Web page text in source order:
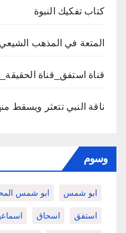
كتاب تفكيك النبوة
المتعة في المذهب الشيعي – هدية
قناة استفق_قناة
ناقة النبي تتعثر ويسقط
وسوم
ابو شمس ابو شمس
استفق اسحاق